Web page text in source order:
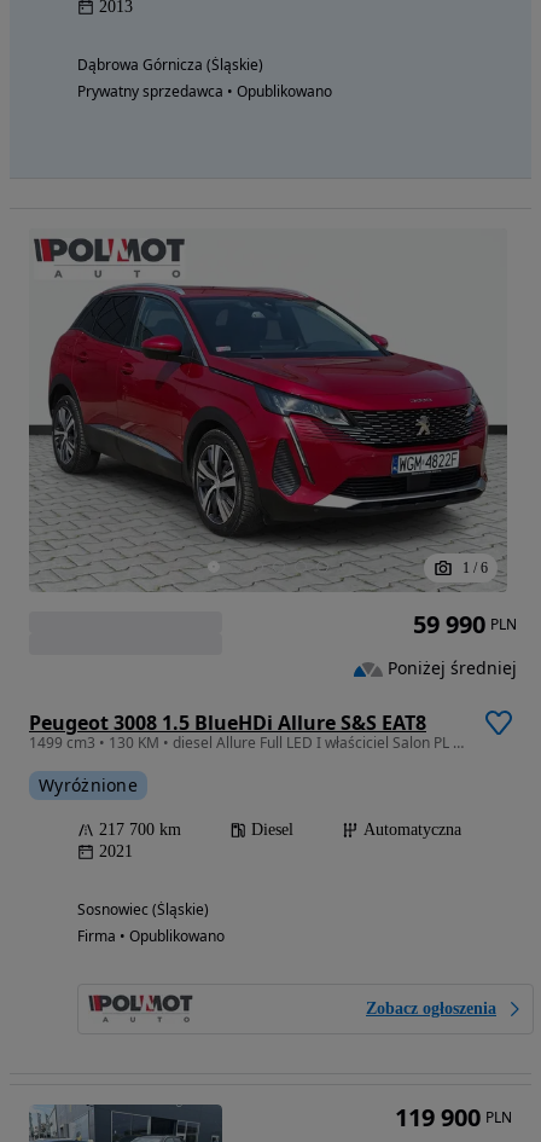
2013
Dąbrowa Górnicza (Śląskie)
Prywatny sprzedawca • Opublikowano
1 / 6
Peugeot 3008 1.5 BlueHDi Allure S&S EAT8
1499 cm3 • 130 KM • diesel Allure Full LED I właściciel Salon PL F-VAT 23% Serwis
Wyróżnione
217 700 km Diesel
Automatyczna
2021
Sosnowiec (Śląskie)
Firma • Opublikowano
Zobacz ogłoszenia
59 990 PLN
Poniżej średniej
119 900 PLN